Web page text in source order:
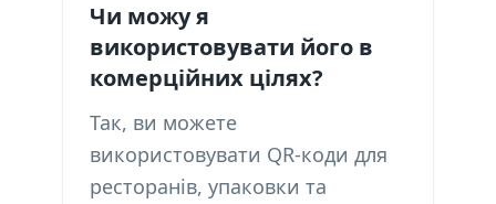
Чи можу я
використовувати його в
комерційних цілях?
Так, ви можете
використовувати QR-коди для
ресторанів, упаковки та